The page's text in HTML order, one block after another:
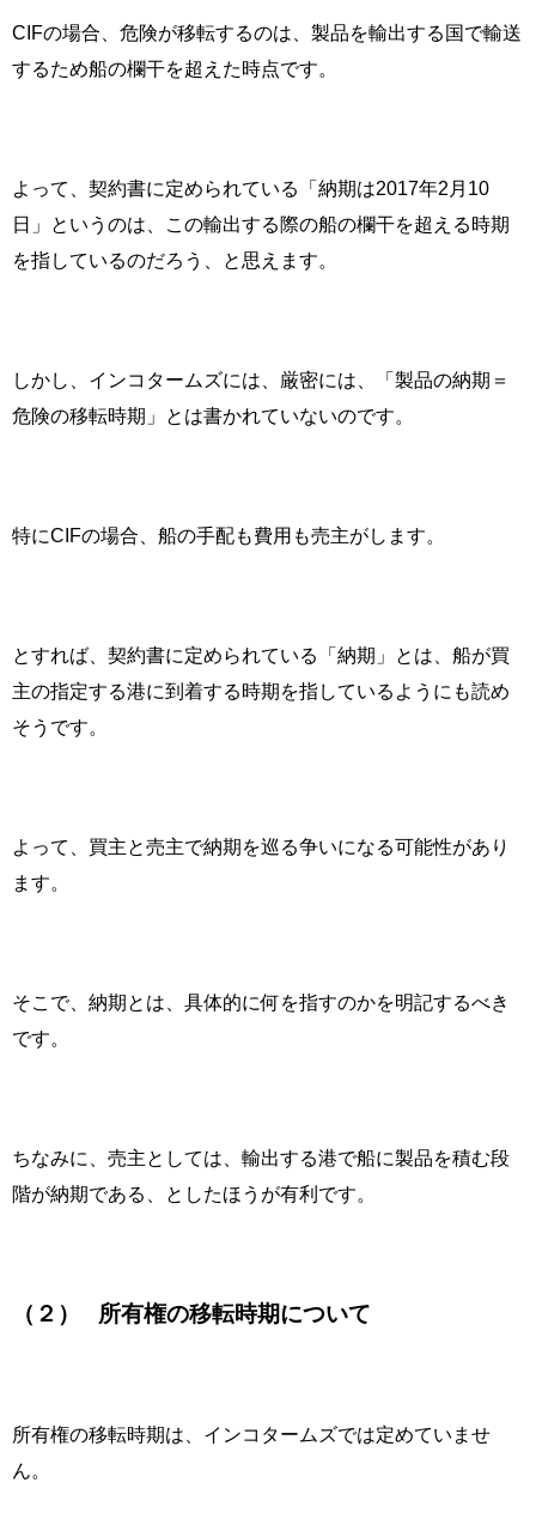
CIFの場合、危険が移転するのは、製品を輸出する国で輸送
するため船の欄干を超えた時点です。
よって、契約書に定められている「納期は2017年2 月 10
日」というのは、この輸出する際の船の欄干を超える時期
を指しているのだろう、と思えます。
しかし、インコタームズには、厳密には、「製品の納期＝
危険の移転時期」とは書かれていないのです。
特にCIFの場合、船の手配も費用も売主がします。
とすれば、契約書に定められている「納期」とは、船が買
主の指定する港に到着する時期を指しているようにも読め
そうです。
よって、買主と売主で納期を巡る争いになる可能性があり
ます。
そこで、納期とは、具体的に何を指すのかを明記するべき
です。
ちなみに、売主としては、輸出する港で船に製品を積む段
階が納期である、としたほうが有利です。
（２） 所有権の移転時期について
所有権の移転時期は、インコタームズでは定めていませ
ん。